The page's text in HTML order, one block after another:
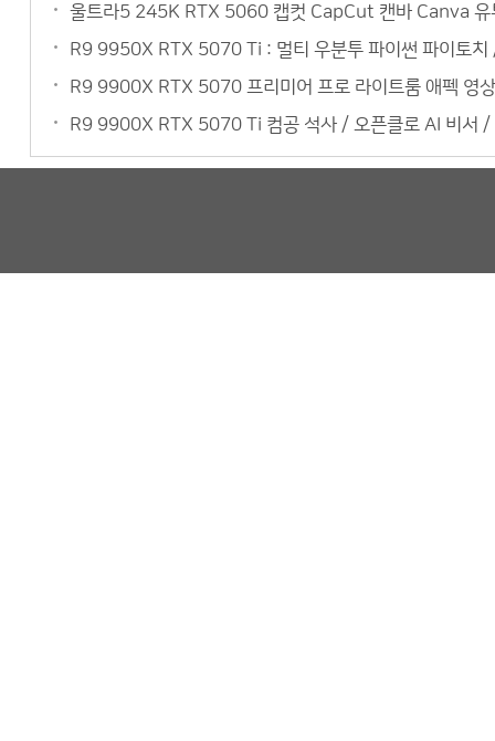
울트라5 245K RTX 5060 캡컷 CapCut 캔바 Canva 유
R9 9950X RTX 5070 Ti : 멀티 우분투 파이썬 파이토치
R9 9900X RTX 5070 프리미어 프로 라이트룸 애펙 영
R9 9900X RTX 5070 Ti 컴공 석사 / 오픈클로 AI 비서 /